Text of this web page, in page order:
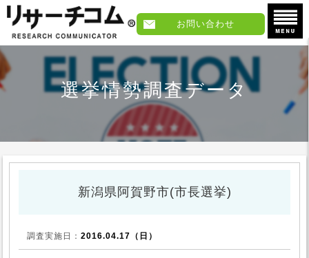
お問い合わせ
選挙情勢調査データ
新潟県阿賀野市(市長選挙)
調査実施日： 2016.04.17（日）